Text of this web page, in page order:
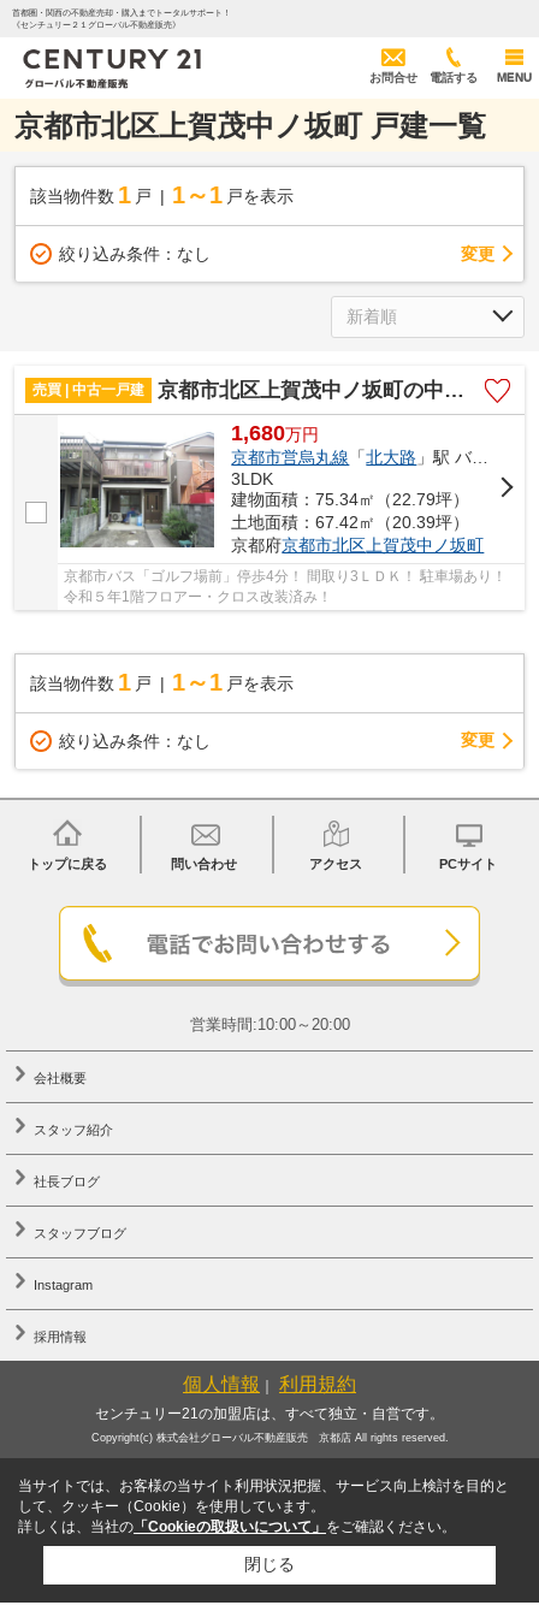
首都圏・関西の不動産売却・購入までトータルサポート！
《センチュリー２１グローバル不動産販売》
お問合せ 電話する MENU
京都市北区上賀茂中ノ坂町 戸建一覧
該当物件数 1 戸 1～1 戸を表示
絞り込み条件： なし 変更
売買 | 中古一戸建 京都市北区上賀茂中ノ坂町の中古一戸建
1,680万円
京都市営烏丸線 「北大路 」駅 バス13分 「ゴルフ場前」 停歩4分
3LDK
建物面積：75.34㎡（22.79坪）
土地面積：67.42㎡（20.39坪）
京都府京都市北区上賀茂中ノ坂町
京都市バス「ゴルフ場前」停歩4分！ 間取り3ＬＤＫ！ 駐車場あり！
令和５年1階フロアー・クロス改装済み！
該当物件数 1 戸 1～1 戸を表示
絞り込み条件： なし 変更
トップに戻る 問い合わせ アクセス PCサイト
営業時間:10:00～20:00
会社概要
スタッフ紹介
社長ブログ
スタッフブログ
Instagram
採用情報
個人情報 利用規約
センチュリー21の加盟店は、すべて独立・自営です。
Copyright(c) 株式会社グローバル不動産販売 京都店 All rights reserved.
当サイトでは、お客様の当サイト利用状況把握、サービス向上検討を目的と
して、クッキー（Cookie）を使用しています。
詳しくは、当社の 「Cookieの取扱いについて」 をご確認ください。
閉じる